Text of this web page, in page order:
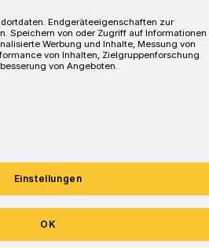
entlang der Strecke immer
Ecken – sehr zum
und Nachbarn“, so die
öffentliche Toiletten in Arbeit
öffentliche
Trocken-Toiletten
Donnerstag (15. Mai
Endgeräteeigenschaften zur
Speichern von oder Zugriff auf Informationen
Werbung und Inhalte, Messung von
von Inhalten, Zielgruppenforschung
von Angeboten.
Einstellungen
OK